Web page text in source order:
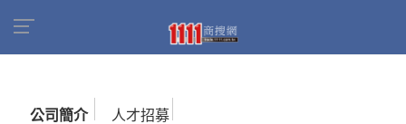
限公司
公司簡介 人才招募